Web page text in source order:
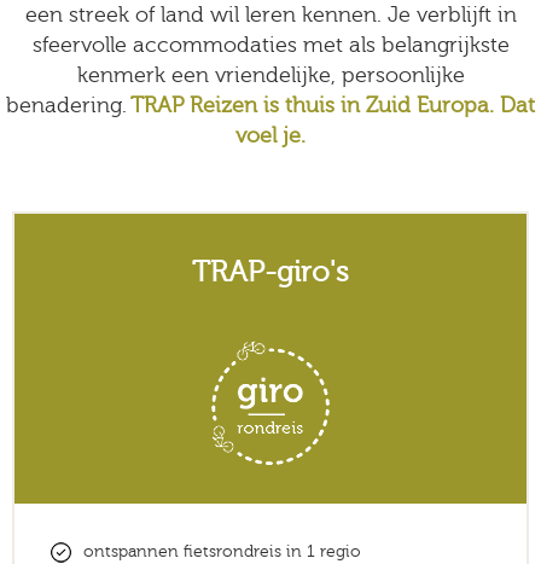
een streek of land wil leren kennen. Je verblijft in
sfeervolle accommodaties met als belangrijkste
kenmerk een vriendelijke, persoonlijke
benadering.TRAP Reizen is thuis in Zuid Europa. Dat
voel je.
TRAP-giro's
ontspannen fietsrondreis in 1 regio